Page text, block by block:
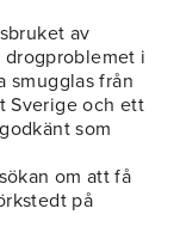
av
drogproblemet i
smugglas från
Sverige och ett
som
om att få
på